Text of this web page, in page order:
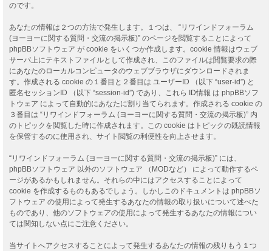
のです。
あなたの情報は２つの方法で発生します。１つは、 “リワインドフォーラム
(ヨーヨーに関する質問・交流の掲示板)” のページを閲覧することによって
phpBBソフトウェア が cookie をいくつか作成します。cookie 情報はウェブ
サーバ上にテキストファイルとして作成され、このファイルは閲覧要求の際
にあなたのローカルコンピュータのウェブブラウザにダウンロードされま
す。作成される cookie の１番目と２番目は ユーザーID （以下 “user-id”) と
匿名セッションID （以下 “session-id”) であり、これら ID情報 は phpBBソフ
トウェア によって自動的にあなたに割り当てられます。作成される cookie の
３番目は “リワインドフォーラム (ヨーヨーに関する質問・交流の掲示板)” 内
のトピックを閲覧した時に作成されます。この cookie はトピックの既読情報
を保管するのに使用され、サイト閲覧の利便性を向上させます。
“リワインドフォーラム (ヨーヨーに関する質問・交流の掲示板)” には、
phpBBソフトウェア 以外のソフトウェア （MODなど） によって動作するペ
ージがあるかもしれません。それらの中にはアクセスすることによって
cookie を作成するものもあるでしょう。しかしこのドキュメントは phpBBソ
フトウェア の使用によって発生するあなたの情報の取り扱いについて述べた
ものであり、他のソフトウェアの使用によって発生するあなたの情報につい
ては関知しない点にご注意ください。
当サイトへアクセスすることによって発生するあなたの情報の残りもう１つ